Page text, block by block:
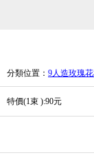
分類位置 ： 9人造玫瑰
特價(1束 ):90元